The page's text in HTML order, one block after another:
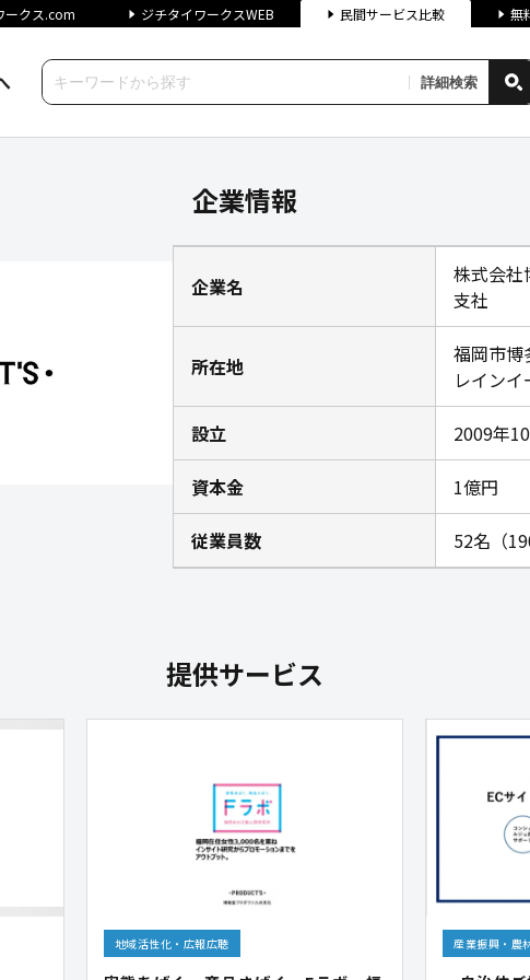
ークス.com ジチタイワークスWEB 民間サービス比較 無
詳細検索
企業情報
企業名
株式会
支社
所在地
福岡市博
レイン
設立 2009年
資本金 1億円
従業員数 52名（
提供サービス
地域活性化・広報広聴 産業振興・農